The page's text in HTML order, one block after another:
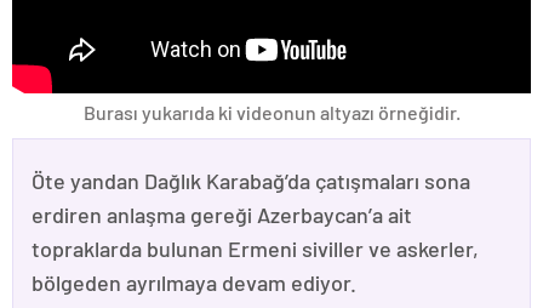
Burası yukarıda ki videonun altyazı örneğidir.
Öte yandan Dağlık Karabağ’da çatışmaları sona
erdiren anlaşma gereği Azerbaycan’a ait
topraklarda bulunan Ermeni siviller ve askerler,
bölgeden ayrılmaya devam ediyor.